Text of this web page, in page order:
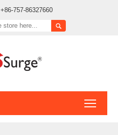
+86-757-86327660
